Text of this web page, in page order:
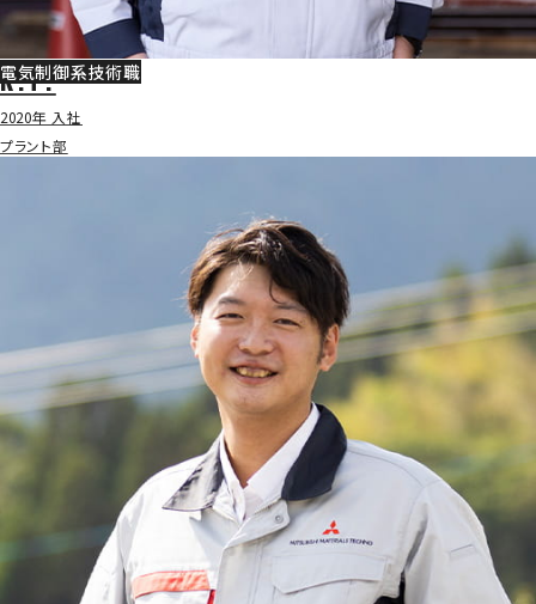
電気制御系技術職
K.T.
2020年 入社
プラント部